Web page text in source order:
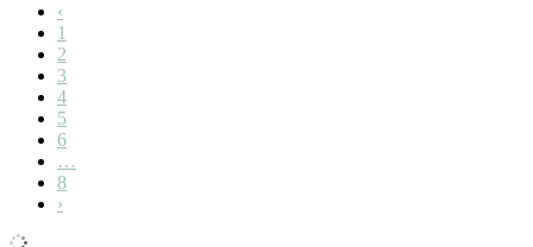
‹
1
2
3
4
5
6
…
8
›